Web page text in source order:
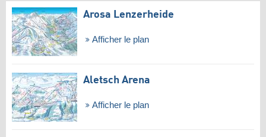
Arosa Lenzerheide
Afficher le plan
Aletsch Arena
Afficher le plan